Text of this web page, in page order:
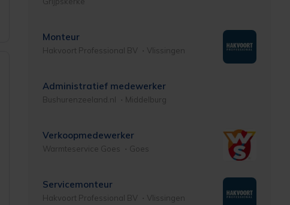
Monteur
Hakvoort Professional BV Vlissingen
Administratief medewerker
Bushurenzeeland.nl Middelburg
Verkoopmedewerker
Warmteservice Goes Goes
Servicemonteur
Hakvoort Professional BV Vlissingen